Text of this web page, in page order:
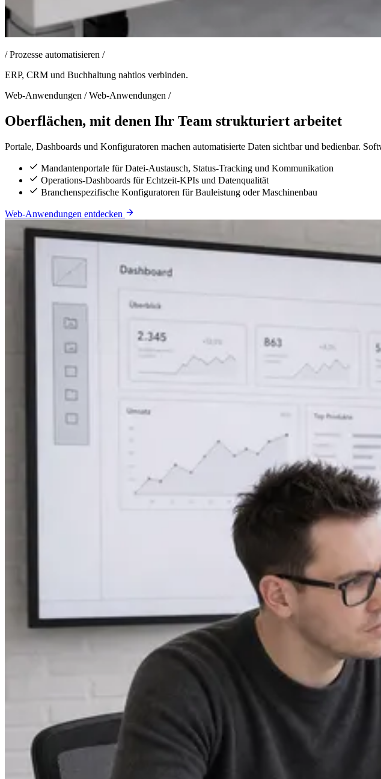
/ Prozesse automatisieren /
ERP, CRM und Buchhaltung nahtlos verbinden.
Web-Anwendungen /Web-Anwendungen /
Oberflächen, mit denen Ihr Team strukturiert arbeitet
Portale, Dashboards und Konfiguratoren machen automatisierte Daten sichtbar und bedienbar.
Mandantenportale für Datei-Austausch, Status-Tracking und Kommunikation
Operations-Dashboards für Echtzeit-KPIs und Datenqualität
Branchenspezifische Konfiguratoren für Bauleistung oder Maschinenbau
Web-Anwendungen entdecken